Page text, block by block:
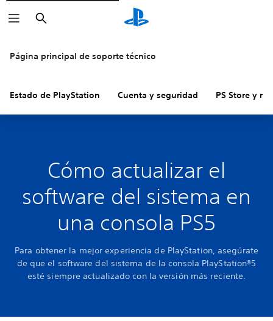
Buscar
Página principal de soporte técnico
Estado de PlayStation Cuenta y seguridad PS Store y
Cómo actualizar el
software del sistema en
una consola PS5
Para obtener la mejor experiencia de PlayStation, asegúrate
de que el software del sistema de la consola PlayStation®5
esté siempre actualizado con la versión más reciente.